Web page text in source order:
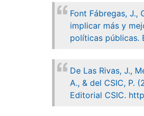
Font Fábregas, J.,
implicar más y
políticas públicas.
De Las Rivas, J.,
A., & del CSIC, P.
Editorial CSIC.